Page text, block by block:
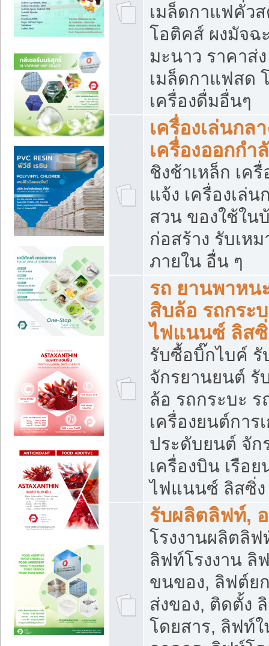
เมล็ดกาแฟคั่ว
โอติคส์ ผงมัจฉ
มะนาว ราคาส่
เมล็ดกาแฟสด
เครื่องดื่มอื่นๆ
เครื่องเล่นกล
เครื่องออกกำ
ชิงช้าเหล็ก เค
แจ้ง เครื่องเล่น
สวน ของใช้ใน
ก่อสร้าง รับเห
ภายใน อื่น ๆ
รถ ยานพาหน
สิบล้อ รถกระ
ไฟแนนซ์ ลิส
รับซื้อบิ๊กไบค์
จักรยานยนต์ รั
ล้อ รถกระบะ
เครื่องยนต์การ
ประดับยนต์ จัก
เครื่องบิน เรือ
ไฟแนนซ์ ลิสซิ่ง
รับผลิตลิฟท์,
โรงงานผลิตลิ
ลิฟท์โรงงาน ลิ
ขนของ, ลิฟต์ย
ส่งของ, ติดตั้ง
โดยสาร, ลิฟท์